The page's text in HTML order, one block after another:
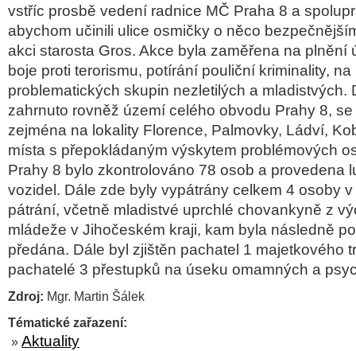
vstříc prosbě vedení radnice MČ Praha 8 a
abychom učinili ulice osmičky o něco
akci starosta Gros. Akce byla zaměřena na plnění
boje proti terorismu, potírání pouliční kriminality,
problematických skupin nezletilých a mladistvých.
zahrnuto rovněž území celého obvodu Prahy 8,
zejména na lokality Florence, Palmovky, Ládví,
místa s přepokládaným výskytem problémových
Prahy 8 bylo zkontrolováno 78 osob a provedena
vozidel. Dále zde byly vypátrány celkem 4 osoby
pátrání, včetně mladistvé uprchlé chovankyně z
mládeže v Jihočeském kraji, kam byla následně
předána. Dále byl zjištěn pachatel 1 majetkového
pachatelé 3 přestupků na úseku omamných a
Zdroj: Mgr. Martin Šálek
Tématické zařazení:
» Aktuality